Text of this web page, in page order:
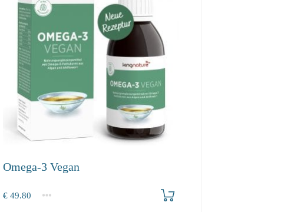
Omega-3 Vegan
€49.80
1 2-3